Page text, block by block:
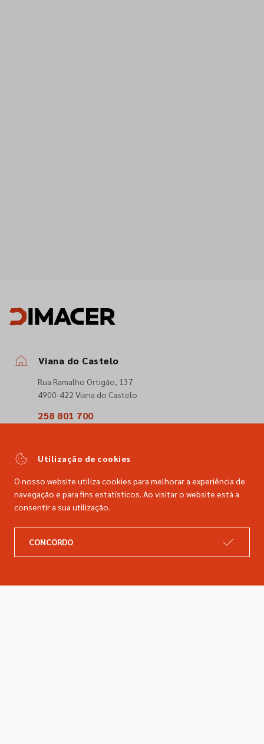
Viana do Castelo
Rua Ramalho Ortigão, 137
4900-422 Viana do Castelo
258 801 700
comercial@dimacer.com
Catálogo
Utilização de cookies
O nosso website utiliza cookies para melhorar a experiência de
navegação e para fins estatísticos. Ao visitar o website está a
consentir a sua utilização.
CONCORDO